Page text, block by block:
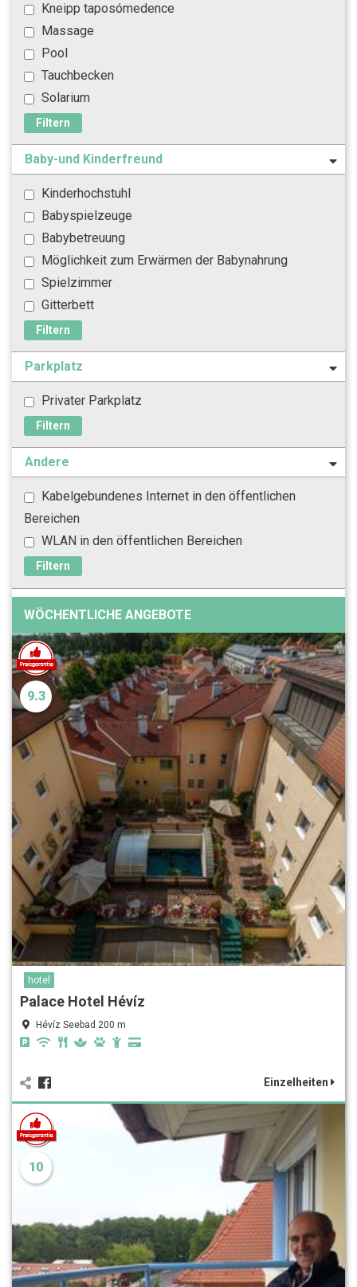
Kneipp taposómedence
Massage
Pool
Tauchbecken
Solarium
Filtern
Baby-und Kinderfreund
Kinderhochstuhl
Babyspielzeuge
Babybetreuung
Möglichkeit zum Erwärmen der Babynahrung
Spielzimmer
Gitterbett
Filtern
Parkplatz
Privater Parkplatz
Filtern
Andere
Kabelgebundenes Internet in den öffentlichen
Bereichen
WLAN in den öffentlichen Bereichen
Filtern
WÖCHENTLICHE ANGEBOTE
9.3
hotel
Palace Hotel Hévíz
Hévíz Seebad 200 m
Einzelheiten
10